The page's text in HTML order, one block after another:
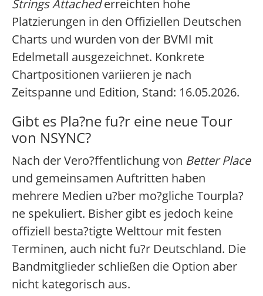
Strings Attachederreichten hohe
Platzierungen in den Offiziellen Deutschen
Charts und wurden von der BVMI mit
Edelmetall ausgezeichnet. Konkrete
Chartpositionen variieren je nach
Zeitspanne und Edition, Stand: 16.05.2026.
Gibt es Pla?ne fu?r eine neue Tour
von NSYNC?
Nach der Vero?ffentlichung von Better Place
und gemeinsamen Auftritten haben
mehrere Medien u?ber mo?gliche Tourpla?
ne spekuliert. Bisher gibt es jedoch keine
offiziell besta?tigte Welttour mit festen
Terminen, auch nicht fu?r Deutschland. Die
Bandmitglieder schließen die Option aber
nicht kategorisch aus.